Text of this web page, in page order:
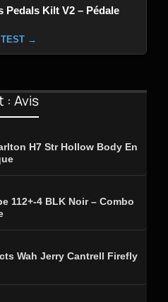
Pedals Kilt V2 – Pédale
TEST →
: Avis
H7 Str Hollow Body En
112+-4 BLK Noir – Combo
Wah Jerry Cantrell Firefly